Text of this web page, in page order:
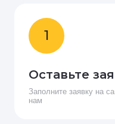
1
Оставьте
Заполните заявку на
нам